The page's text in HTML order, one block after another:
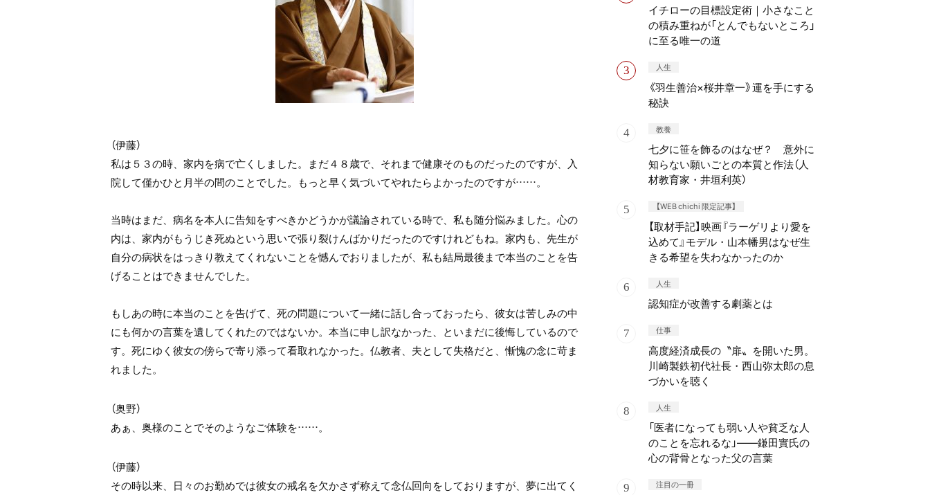
（伊藤）
私は５３の時、家内を病で亡くしました。まだ４８歳で、それまで健康そのものだったのですが、入
院して僅かひと月半の間のことでした。もっと早く気づいてやれたらよかったのですが……。
当時はまだ、病名を本人に告知をすべきかどうかが議論されている時で、私も随分悩みました。心の
内は、家内がもうじき死ぬという思いで張り裂けんばかりだったのですけれどもね。家内も、先生が
自分の病状をはっきり教えてくれないことを憾んでおりましたが、私も結局最後まで本当のことを告
げることはできませんでした。
もしあの時に本当のことを告げて、死の問題について一緒に話し合っておったら、彼女は苦しみの中
にも何かの言葉を遺してくれたのではないか。本当に申し訳なかった、といまだに後悔しているので
す。死にゆく彼女の傍らで寄り添って看取れなかった。仏教者、夫として失格だと、慚愧の念に苛ま
れました。
（奥野）
あぁ、奥様のことでそのようなご体験を……。
（伊藤）
その時以来、日々のお勤めでは彼女の戒名を欠かさず称えて念仏回向をしておりますが、夢に出てく
イチローの目標設定術｜小さなこと
の積み重ねが「とんでもないところ」
に至る唯一の道
人生
《羽生善治×桜井章一》運を手にする
秘訣
教養
七夕に笹を飾るのはなぜ？ 意外に
知らない願いごとの本質と作法（人
材教育家・井垣利英）
【WEB chichi 限定記事】
【取材手記】映画『ラーゲリより愛を
込めて』モデル・山本幡男はなぜ生
きる希望を失わなかったのか
人生
認知症が改善する劇薬とは
仕事
高度経済成長の〝扉〟を開いた男。
川崎製鉄初代社長・西山弥太郎の息
づかいを聴く
人生
「医者になっても弱い人や貧乏な人
のことを忘れるな」——鎌田實氏の
心の背骨となった父の言葉
注目の一冊